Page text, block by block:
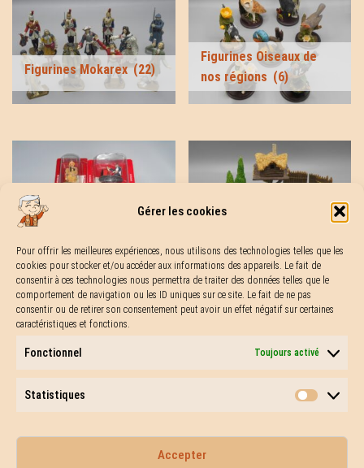
Gérer les cookies
Pour offrir les meilleures expériences, nous utilisons des technologies telles que les
cookies pour stocker et/ou accéder aux informations des appareils. Le fait de
consentir à ces technologies nous permettra de traiter des données telles que le
comportement de navigation ou les ID uniques sur ce site. Le fait de ne pas
consentir ou de retirer son consentement peut avoir un effet négatif sur certaines
caractéristiques et fonctions.
Fonctionnel Toujours activé
Statistiques
Accepter
Figurines Mokarex(22)
Figurines Oiseaux de
nos régions (6)
Figurines pompiers
Figurines village Astérix
Poupées